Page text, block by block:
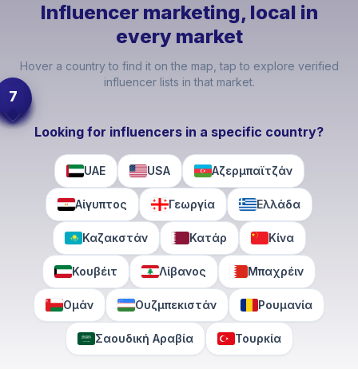
Influencer marketing, local in
every market
Hover a country to find it on the map, tap to explore verified
influencer lists in that market.
7
Looking for influencers in a specific country?
UAE USA Αζερμπαϊτζάν
Αίγυπτος Γεωργία Ελλάδα
Καζακστάν Κατάρ Κίνα
Κουβέιτ Λίβανος Μπαχρέιν
Ομάν Ουζμπεκιστάν Ρουμανία
Σαουδική Αραβία Τουρκία